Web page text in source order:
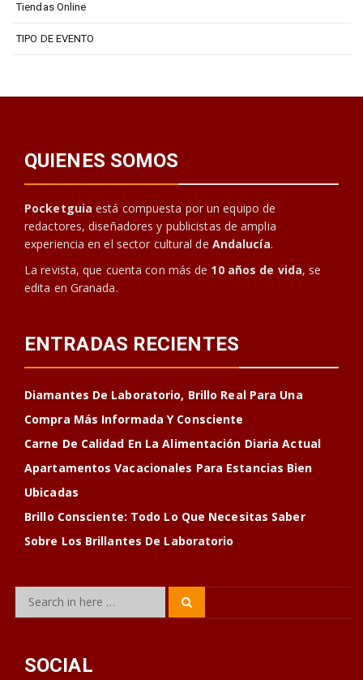
Tiendas Online
TIPO DE EVENTO
QUIENES SOMOS
Pocketguia está compuesta por un equipo de
redactores, diseñadores y publicistas de amplia
experiencia en el sector cultural de Andalucía.
La revista, que cuenta con más de 10 años de vida, se
edita en Granada.
ENTRADAS RECIENTES
Diamantes De Laboratorio, Brillo Real Para Una
Compra Más Informada Y Consciente
Carne De Calidad En La Alimentación Diaria Actual
Apartamentos Vacacionales Para Estancias Bien
Ubicadas
Brillo Consciente: Todo Lo Que Necesitas Saber
Sobre Los Brillantes De Laboratorio
Search
SOCIAL